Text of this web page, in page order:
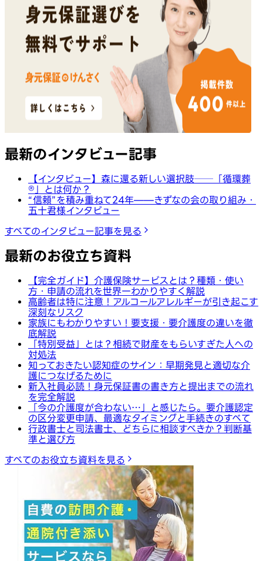
最新のインタビュー記事
【インタビュー】森に還る新しい選択肢──「循環葬
®︎」とは何か？
“信頼”を積み重ねて24年——きずなの会の取り組み・
五十君様インタビュー
すべてのインタビュー記事を見る
最新のお役立ち資料
【完全ガイド】介護保険サービスとは？種類・使い
方・申請の流れを世界一わかりやすく解説
高齢者は特に注意！アルコールアレルギーが引き起こす
深刻なリスク
家族にもわかりやすい！要支援・要介護度の違いを徹
底解説
「特別受益」とは？相続で財産をもらいすぎた人への
対処法
知っておきたい認知症のサイン：早期発見と適切な介
護につなげるために
新入社員必読！身元保証書の書き方と提出までの流れ
を完全解説
「今の介護度が合わない…」と感じたら。要介護認定
の区分変更申請、最適なタイミングと手続きのすべて
行政書士と司法書士、どちらに相談すべきか？判断基
準と選び方
すべてのお役立ち資料を見る